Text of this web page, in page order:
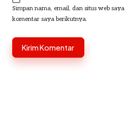
Simpan nama, email, dan situs web
komentar saya berikutnya.